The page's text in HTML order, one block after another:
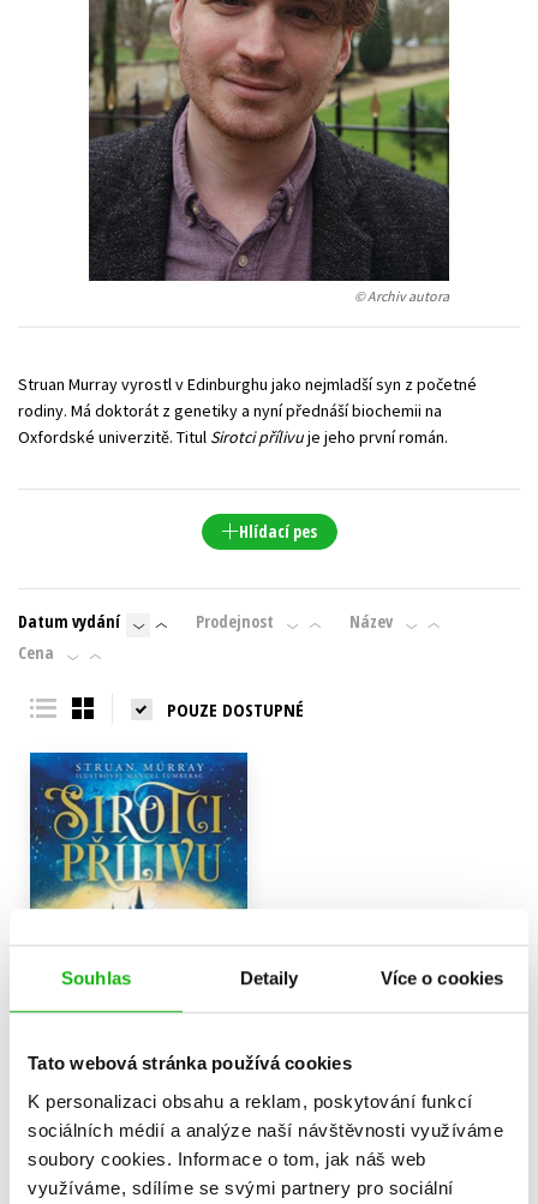
Souhlas Detaily Více o cookies
Tato webová stránka používá cookies
K personalizaci obsahu a reklam, poskytování funkcí
sociálních médií a analýze naší návštěvnosti využíváme
soubory cookies. Informace o tom, jak náš web
využíváme, sdílíme se svými partnery pro sociální
Young adult (SK)
Zahraniční literatura Zdraví a životní styl
Všechny tituly
© Archiv autora
Struan Murray vyrostl v Edinburghu jako nejmladší syn z početné
rodiny. Má doktorát z genetiky a nyní přednáší biochemii na
Oxfordské univerzitě. Titul Sirotci přílivuje jeho první román.
Hlídací pes
Datum vydání Prodejnost
Název
Cena
POUZE DOSTUPNÉ
Sirotci přílivu
Struan Murray
319 Kč399 Kč